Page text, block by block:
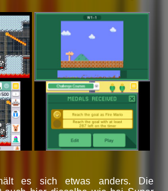
es sich etwas anders. Die